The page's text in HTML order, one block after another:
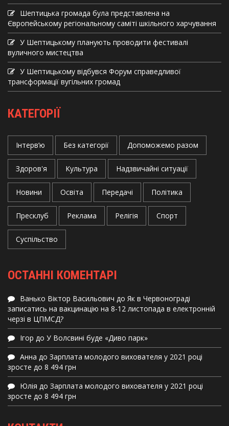
Шептицька громада була представлена на
Європейському регіональному саміті шкільного харчування
У Шептицькому планують проводити фестивалі
вуличного мистецтва
У Шептицькому відбувся Форум справедливої
трансформації вугільних громад
КАТЕГОРІЇ
Інтерв’ю Без категорії Допоможемо разом
Здоров'я Культура Надзвичайні ситуації
Новини Освіта Передачі Політика
Пресклуб Реклама Релігія Спорт
Суспільство
ОСТАННІ КОМЕНТАРІ
Ванько Віктор Васильович до Як в Червонограді
записатись на вакцинацію на 8-12 листопада в електронній
черзі в ЦПМСД?
Ігор до У Волсвині буде «Диво парк»
Анна до Зарплата молодого вихователя у 2021 році
зросте до 8 494 грн
Юлія до Зарплата молодого вихователя у 2021 році
зросте до 8 494 грн